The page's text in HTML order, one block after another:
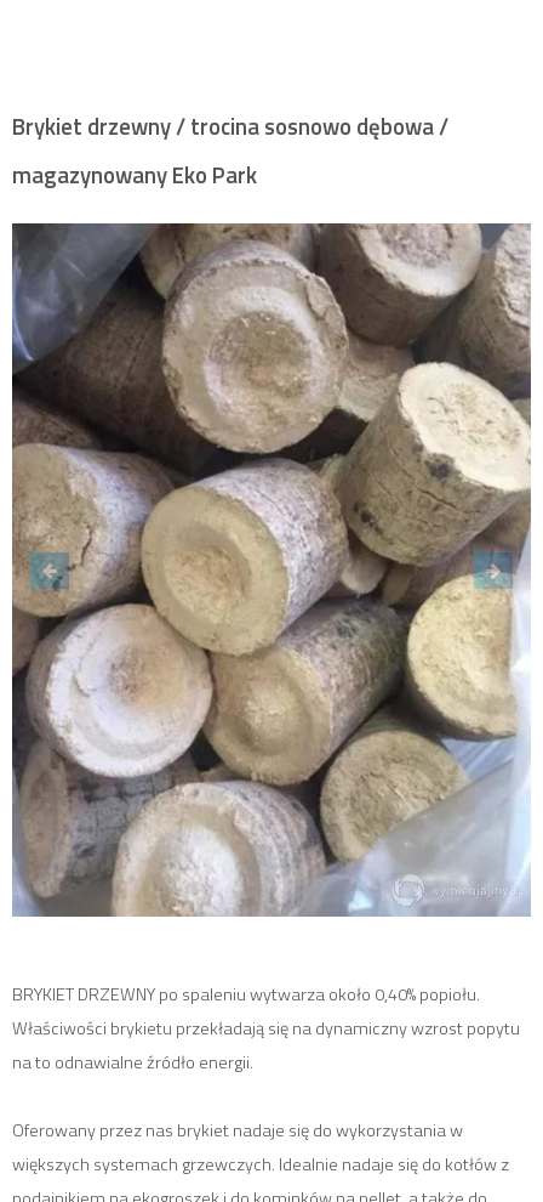
Brykiet drzewny / trocina sosnowo dębowa /
magazynowany Eko Park
BRYKIET DRZEWNY po spaleniu wytwarza około 0,40% popiołu.
Właściwości brykietu przekładają się na dynamiczny wzrost popytu
na to odnawialne źródło energii.
Oferowany przez nas brykiet nadaje się do wykorzystania w
większych systemach grzewczych. Idealnie nadaje się do kotłów z